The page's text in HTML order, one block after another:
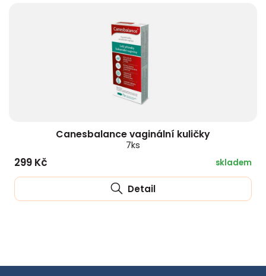
Canesbalance vaginální kuličky
7ks
299 Kč skladem
Detail